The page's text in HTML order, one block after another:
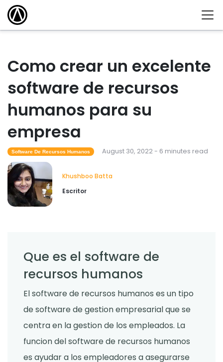
Como crear un excelente
software de recursos
humanos para su
empresa
Software De Recursos Humanos August 30, 2022 - 6 minutes read
Khushboo Batta
Escritor
Que es el software de
recursos humanos
El software de recursos humanos es un tipo
de software de gestion empresarial que se
centra en la gestion de los empleados. La
funcion del software de recursos humanos
es ayudar a los empleadores a asegurarse